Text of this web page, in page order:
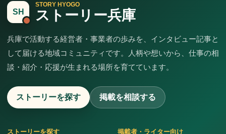
SH
STORY HYOGO
ストーリー兵庫
兵庫で活動する経営者・事業者の歩みを、インタビュー記事と
して届ける地域コミュニティです。人柄や想いから、仕事の相
談・紹介・応援が生まれる場所を育てています。
ストーリーを探す 掲載を相談する
ストーリーを探す 掲載者・ライター向け